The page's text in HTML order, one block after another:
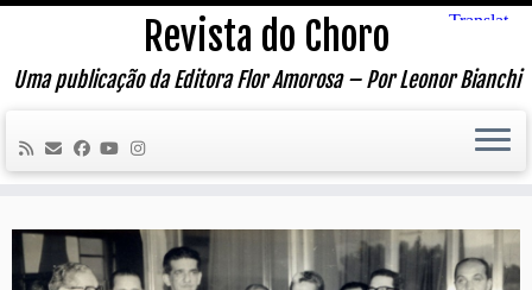
Skip
content
Revista do Choro
Uma publicação da Editora Flor Amorosa – Por Leonor Bianchi